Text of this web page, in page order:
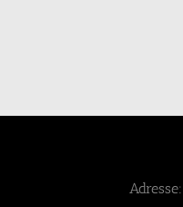
Adresse: